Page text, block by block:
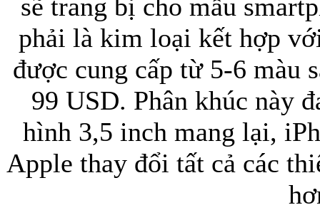
sẽ trang bị cho mẫu
phải là kim loại kết hợp
được cung cấp từ 5-6 màu
99 USD. Phân khúc này
hình 3,5 inch mang lại,
Apple thay đổi tất cả các